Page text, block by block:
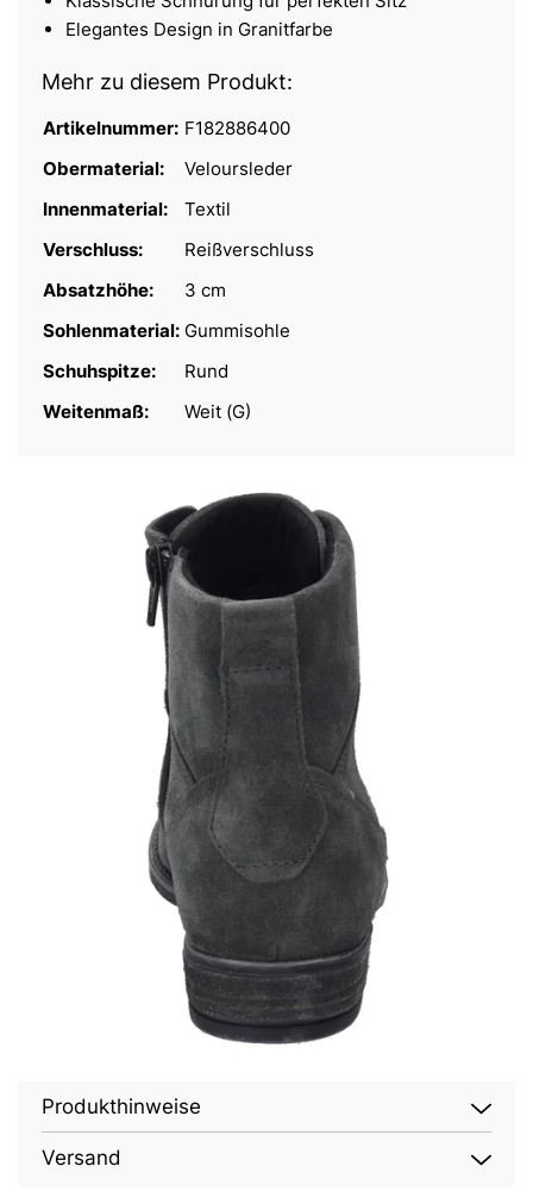
Elegantes Design in Granitfarbe
Mehr zu diesem Produkt:
Artikelnummer: F182886400
Obermaterial:
Veloursleder
Innenmaterial:
Textil
Verschluss:
Reißverschluss
Absatzhöhe:
3 cm
Sohlenmaterial: Gummisohle
Schuhspitze:
Rund
Weitenmaß:
Weit (G)
Produkthinweise
Versand